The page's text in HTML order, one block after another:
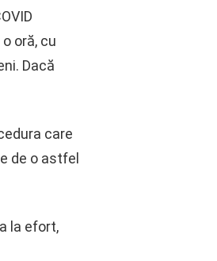
oră, cu
Dacă
care
de o astfel
la efort,